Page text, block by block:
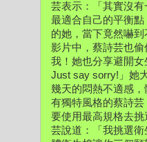
芸表示：「 其實沒有
最適合自己的平衡點
的她，當下竟然嚇
影片中， 蔡詩芸也
我！ 她也分享避開
Just say sorry!」她
幾天的悶熱不適感，
有獨特風格的蔡詩芸
要使用最高規格去挑
芸說道：「 我挑選衛